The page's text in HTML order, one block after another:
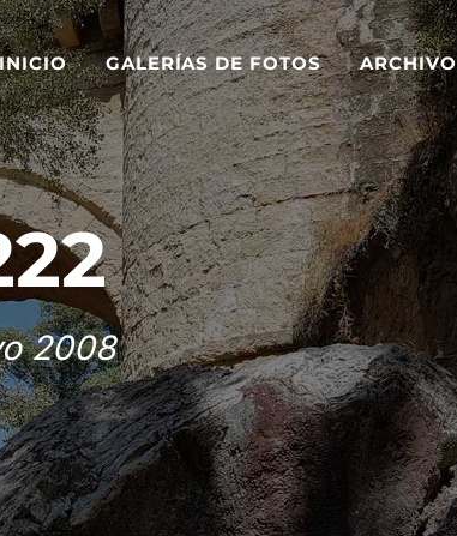
INICIO GALERÍAS DE FOTOS
2008